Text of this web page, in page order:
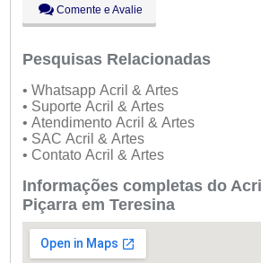
Comente e Avalie
Pesquisas Relacionadas
• Whatsapp Acril & Artes
• Suporte Acril & Artes
• Atendimento Acril & Artes
• SAC Acril & Artes
• Contato Acril & Artes
Informações completas do
Piçarra em Teresina